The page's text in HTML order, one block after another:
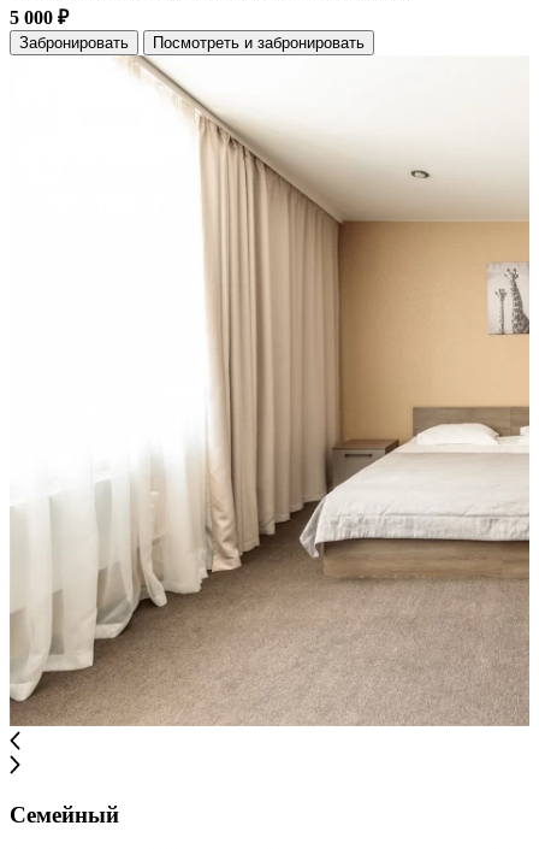
5 000 ₽
Забронировать Посмотреть и забронировать
Семейный